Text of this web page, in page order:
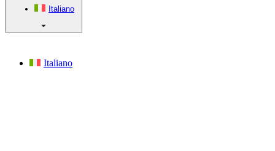
Italiano
Italiano